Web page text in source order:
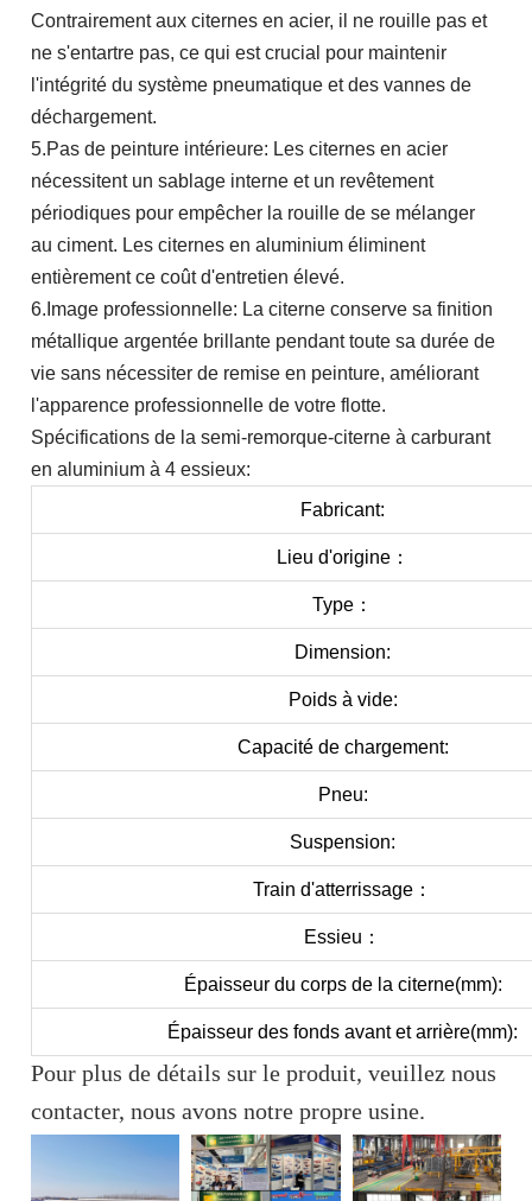
Contrairement aux citernes en acier, il ne rouille pas et
ne s'entartre pas, ce qui est crucial pour maintenir
l'intégrité du système pneumatique et des vannes de
déchargement.
5.Pas de peinture intérieure: Les citernes en acier
nécessitent un sablage interne et un revêtement
périodiques pour empêcher la rouille de se mélanger
au ciment. Les citernes en aluminium éliminent
entièrement ce coût d'entretien élevé.
6.Image professionnelle: La citerne conserve sa finition
métallique argentée brillante pendant toute sa durée de
vie sans nécessiter de remise en peinture, améliorant
l'apparence professionnelle de votre flotte.
Spécifications de la semi-remorque-citerne à carburant
en aluminium à 4 essieux:
Fabricant:
Lieu d'origine：
Type：
Dimension:
Poids à vide:
Capacité de chargement:
Pneu:
Suspension:
Train d'atterrissage：
Essieu：
Épaisseur du corps de la citerne(mm):
Épaisseur des fonds avant et arrière(mm):
Pour plus de détails sur le produit, veuillez nous
contacter, nous avons notre propre usine.